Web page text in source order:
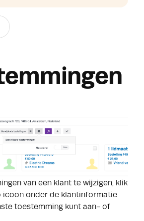
van een klant te wijzigen, klik
icoon onder de klantinformatie
toestemming kunt aan- of